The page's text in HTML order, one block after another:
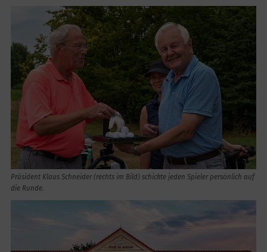
Präsident Klaus Schneider (rechts im Bild) schickte jeden Spieler persönlich auf
die Runde.